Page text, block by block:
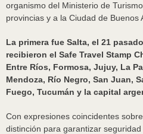
organismo del Ministerio de
provincias y a la Ciudad de Buenos
La primera fue Salta, el 21
recibieron el Safe Travel Stamp
Entre Ríos, Formosa, Jujuy, La
Mendoza, Río Negro, San Juan,
Fuego, Tucumán y la capital
Con expresiones coincidentes
distinción para garantizar